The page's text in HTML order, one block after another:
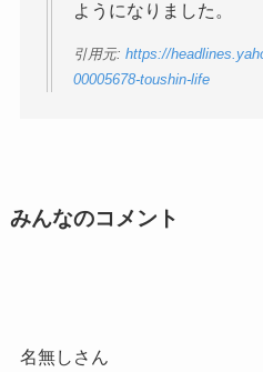
ようになりました。
引用元: https://
00005678-toushin-life
みんなのコメント
名無しさん